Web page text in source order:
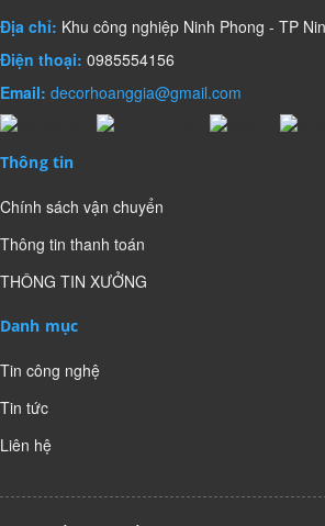
Địa chỉ: Khu công nghiệp Ninh Phong - TP
Điện thoại: 0985554156
Email: decorhoanggia@gmail.com
Thông tin
Chính sách vận chuyển
Thông tin thanh toán
THÔNG TIN XƯỞNG
Danh mục
Tin công nghệ
Tin tức
Liên hệ